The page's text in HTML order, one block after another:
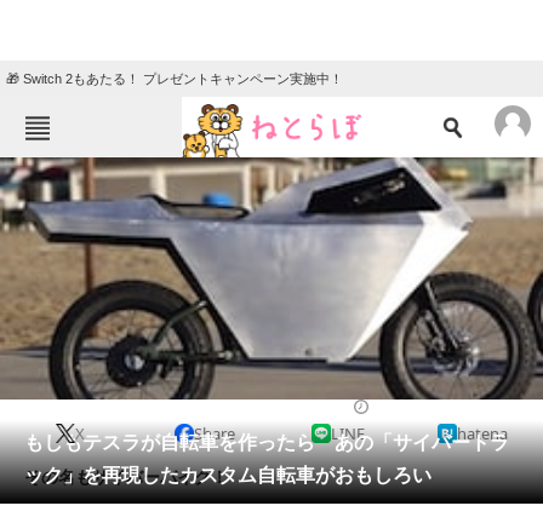
🎁 Switch 2もあたる！ プレゼントキャンペーン実施中！
ねとらぼメニュー
TOP ニュース
エンタメ
グルメ
住まい
会員記事
メディア
もしもテスラが自転車を作ったら あの「サイバートラ
ック」を再現したカスタム自転車がおもしろい
X Share LINE hatena
その名もサイバーバイク！